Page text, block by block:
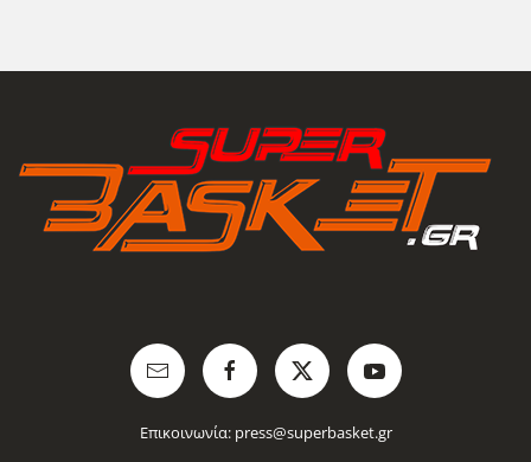
Επικοινωνία: press@superbasket.gr